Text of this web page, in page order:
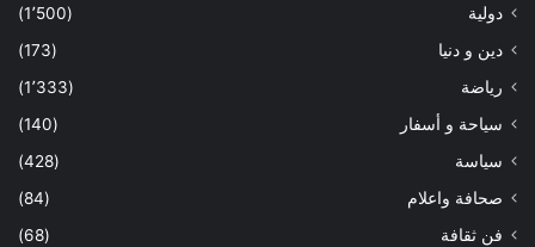
دولية
(1٬500)
دين و دنيا
(173)
رياضة
(1٬333)
سياحة و أسفار
(140)
سياسة
(428)
صحافة واعلام
(84)
فن ثقافة
(68)